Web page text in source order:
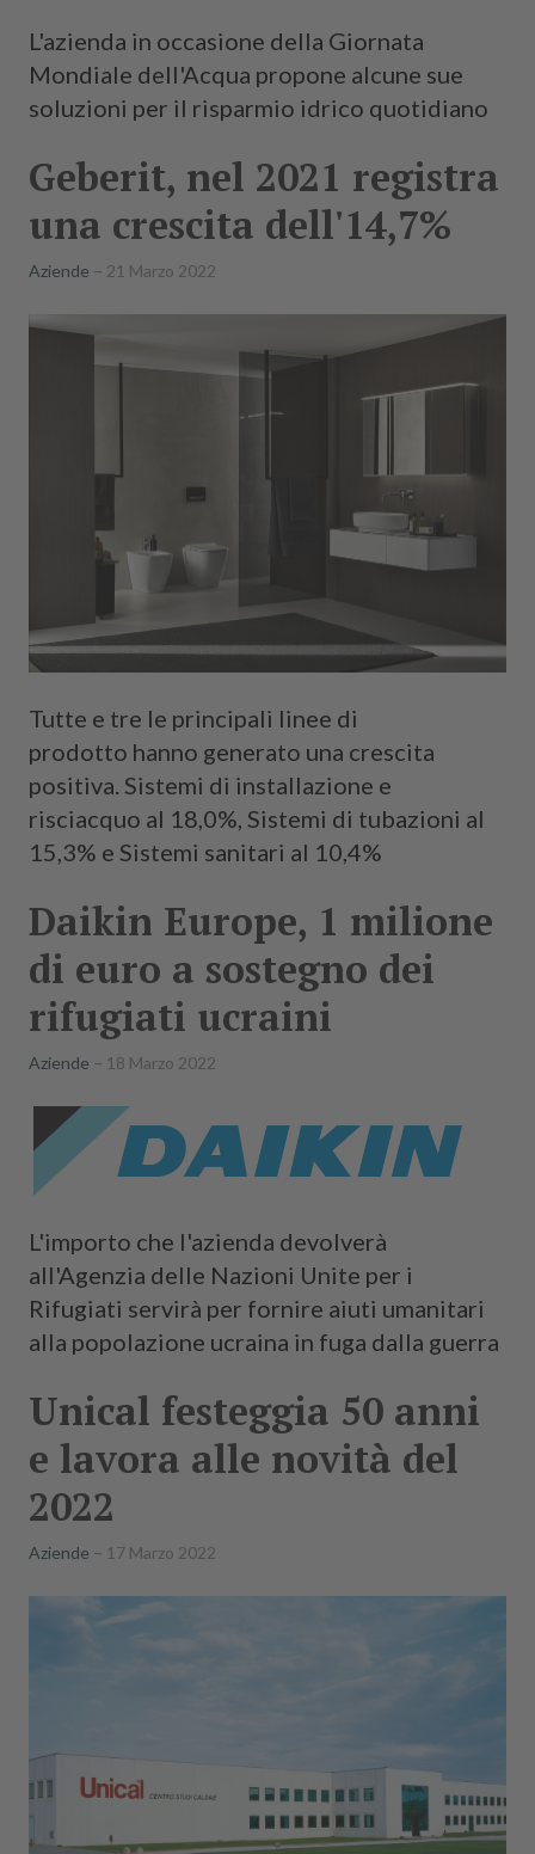
L'azienda in occasione della Giornata
Mondiale dell'Acqua propone alcune sue
soluzioni per il risparmio idrico quotidiano
Geberit, nel 2021 registra
una crescita dell'14,7%
Aziende 21 Marzo 2022
Tutte e tre le principali linee di
prodotto hanno generato una crescita
positiva. Sistemi di installazione e
risciacquo al 18,0%, Sistemi di tubazioni al
15,3% e Sistemi sanitari al 10,4%
Daikin Europe, 1 milione
di euro a sostegno dei
rifugiati ucraini
Aziende 18 Marzo 2022
L'importo che l'azienda devolverà
all'Agenzia delle Nazioni Unite per i
Rifugiati servirà per fornire aiuti umanitari
alla popolazione ucraina in fuga dalla guerra
Unical festeggia 50 anni
e lavora alle novità del
2022
Aziende 17 Marzo 2022